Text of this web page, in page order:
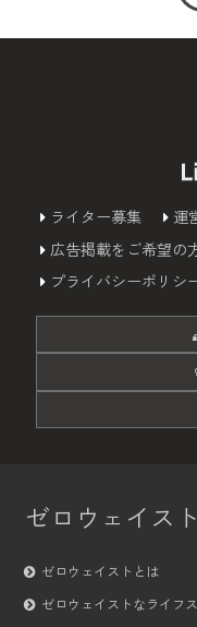
ライター募集 運
広告掲載をご希望の
プライバシーポリシ
ゼロウェイスト
ゼロウェイストとは
ゼロウェイストなライフ